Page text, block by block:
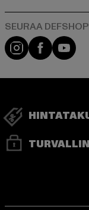
Visit ourVisit our